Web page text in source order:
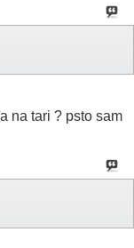
na tari ? psto sam